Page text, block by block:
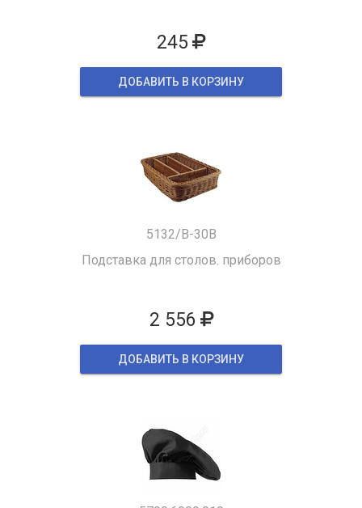
245
ДОБАВИТЬ В КОРЗИНУ
5132/B-30B
Подставка для столов. приборов
2 556
ДОБАВИТЬ В КОРЗИНУ